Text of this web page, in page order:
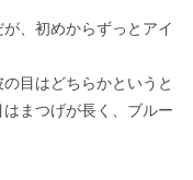
、初めからずっとアイ
目はどちらかというと
まつげが長く、ブルー